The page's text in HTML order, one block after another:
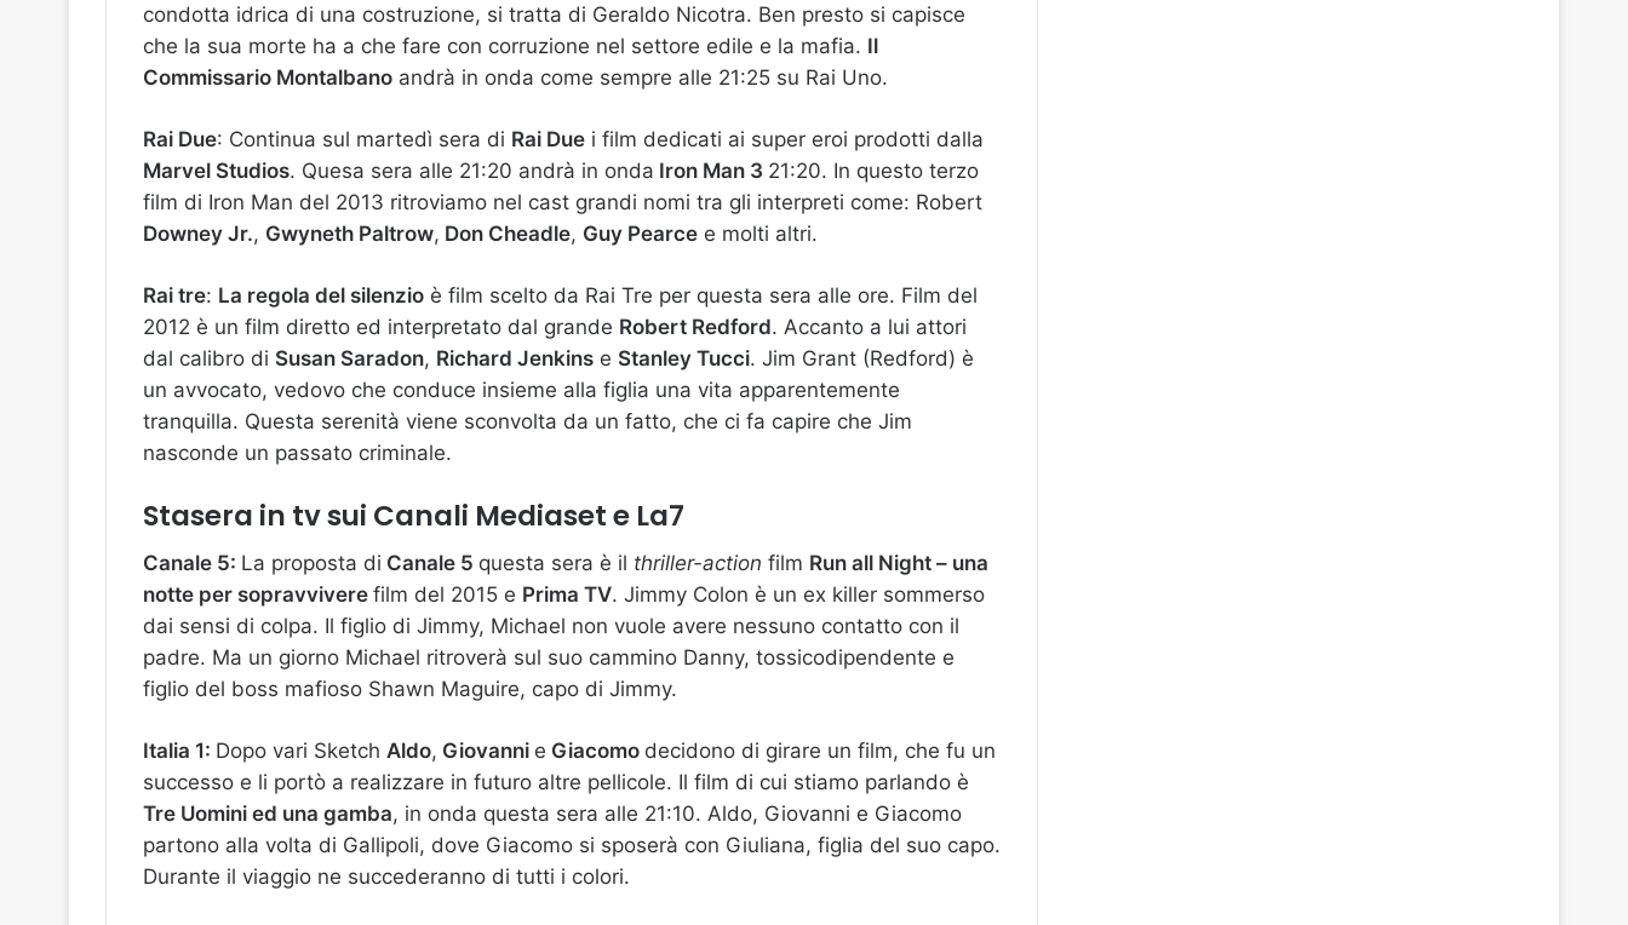
condotta idrica di una costruzione, si tratta di Geraldo Nicotra. Ben presto si capisce
che la sua morte ha a che fare con corruzione nel settore edile e la mafia. Il
Commissario Montalbano andrà in onda come sempre alle 21:25 su Rai Uno.
Rai Due: Continua sul martedì sera di Rai Due i film dedicati ai super eroi prodotti dalla
Marvel Studios. Quesa sera alle 21:20 andrà in onda Iron Man 3 21:20. In questo terzo
film di Iron Man del 2013 ritroviamo nel cast grandi nomi tra gli interpreti come: Robert
Downey Jr., Gwyneth Paltrow, Don Cheadle, Guy Pearce e molti altri.
Rai tre: La regola del silenzio è film scelto da Rai Tre per questa sera alle ore. Film del
2012 è un film diretto ed interpretato dal grande Robert Redford. Accanto a lui attori
dal calibro di Susan Saradon, Richard Jenkins e Stanley Tucci. Jim Grant (Redford) è
un avvocato, vedovo che conduce insieme alla figlia una vita apparentemente
tranquilla. Questa serenità viene sconvolta da un fatto, che ci fa capire che Jim
nasconde un passato criminale.
Stasera in tv sui Canali Mediaset e La7
Canale 5: La proposta di Canale 5 questa sera è il thriller-action film Run all Night – una
notte per sopravvivere film del 2015 e Prima TV. Jimmy Colon è un ex killer sommerso
dai sensi di colpa. Il figlio di Jimmy, Michael non vuole avere nessuno contatto con il
padre. Ma un giorno Michael ritroverà sul suo cammino Danny, tossicodipendente e
figlio del boss mafioso Shawn Maguire, capo di Jimmy.
Italia 1: Dopo vari Sketch Aldo, Giovanni e Giacomo decidono di girare un film, che fu un
successo e li portò a realizzare in futuro altre pellicole. Il film di cui stiamo parlando è
Tre Uomini ed una gamba, in onda questa sera alle 21:10. Aldo, Giovanni e Giacomo
partono alla volta di Gallipoli, dove Giacomo si sposerà con Giuliana, figlia del suo capo.
Durante il viaggio ne succederanno di tutti i colori.